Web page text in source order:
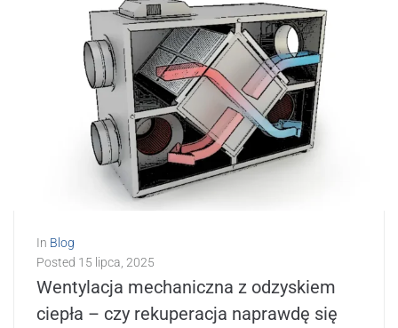
In Blog
Posted 15 lipca, 2025
Wentylacja mechaniczna z odzyskiem
ciepła – czy rekuperacja naprawdę się